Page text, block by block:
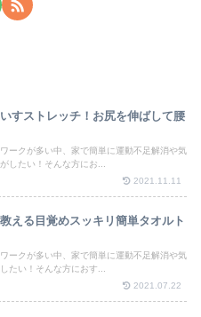
すストレッチ！お尻を伸ばして腰
ークが多い中、家で簡単に運動不足解消や気
したい！そんな方にお...
2021.11.11
える目覚めスッキリ簡単タオルト
ークが多い中、家で簡単に運動不足解消や気
たい！そんな方におす...
2021.07.22